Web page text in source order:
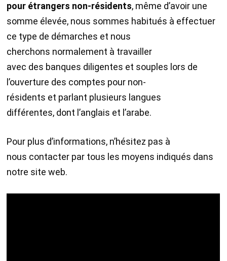
pour étrangers non-résidents, même d’avoir une
somme élevée, nous sommes habitués à effectuer
ce type de démarches et nous
cherchons normalement à travailler
avec des banques diligentes et souples lors de
l’ouverture des comptes pour non-
résidents et parlant plusieurs langues
différentes, dont l’anglais et l’arabe.
Pour plus d’informations, n’hésitez pas à
nous contacter par tous les moyens indiqués dans
notre site web.